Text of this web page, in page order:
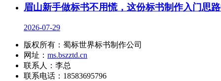
眉山新手做标书不用慌，这份标书制作入门思
2026-07-29
版权所有：蜀标世界标书制作公司
网址： ms.bszztd.cn
联系人：李总
联系电话：18583695796